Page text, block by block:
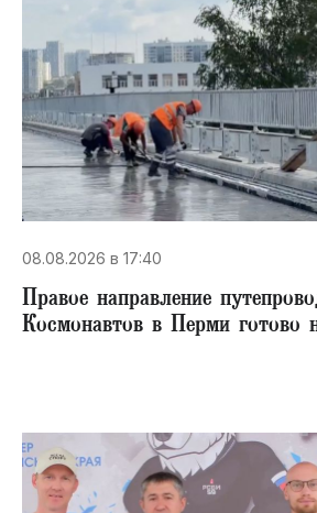
08.08.2026 в 17:40
Правое направление
Космонавтов в Перми готово